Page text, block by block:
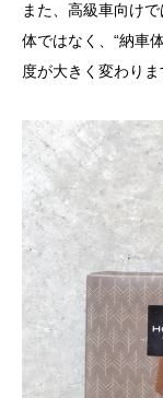
また、高級車向け
体ではなく、“納車
度が大きく変わりま